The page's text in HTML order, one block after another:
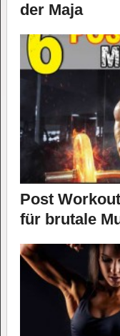
der Maja
Post
für brutale